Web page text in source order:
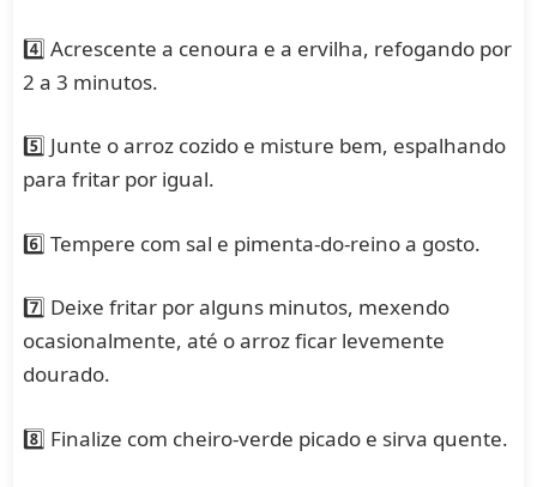
4️⃣ Acrescente a cenoura e a ervilha, refogando por
2 a 3 minutos.
5️⃣ Junte o arroz cozido e misture bem, espalhando
para fritar por igual.
6️⃣ Tempere com sal e pimenta-do-reino a gosto.
7️⃣ Deixe fritar por alguns minutos, mexendo
ocasionalmente, até o arroz ficar levemente
dourado.
8️⃣ Finalize com cheiro-verde picado e sirva quente.